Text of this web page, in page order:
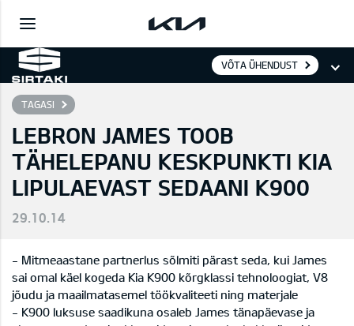
VÕTA ÜHENDUST
TAGASI
LEBRON JAMES TOOB
TÄHELEPANU KESKPUNKTI KIA
LIPULAEVAST SEDAANI K900
29.10.14
- Mitmeaastane partnerlus sõlmiti pärast seda, kui James
sai omal käel kogeda Kia K900 kõrgklassi tehnoloogiat, V8
jõudu ja maailmatasemel töökvaliteeti ning materjale
- K900 luksuse saadikuna osaleb James tänapäevase ja